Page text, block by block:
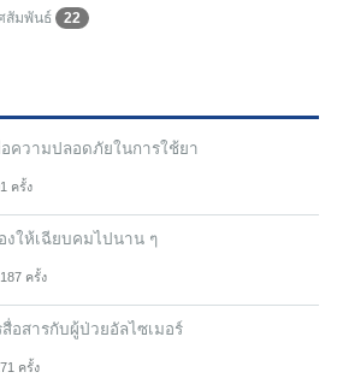
สัมพันธ์
22
ความปลอดภัยในการใช้ยา
ครั้ง
งให้เฉียบคมไปนาน ๆ
ครั้ง
อสารกับผู้ป่วยอัลไซเมอร์
ครั้ง